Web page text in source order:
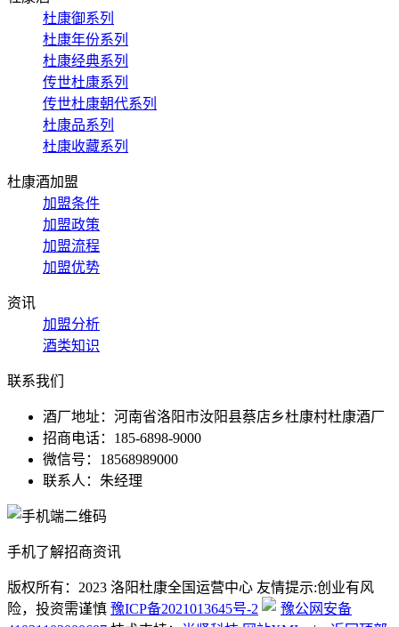
杜康御系列
杜康年份系列
杜康经典系列
传世杜康系列
传世杜康朝代系列
杜康品系列
杜康收藏系列
杜康酒加盟
加盟条件
加盟政策
加盟流程
加盟优势
资讯
加盟分析
酒类知识
联系我们
酒厂地址：河南省洛阳市汝阳县蔡店乡杜康村杜康酒厂
招商电话：185-6898-9000
微信号：18568989000
联系人：朱经理
手机了解招商资讯
版权所有：2023 洛阳杜康全国运营中心 友情提示:创业有风
险，投资需谨慎 豫ICP备2021013645号-2
豫公网安备